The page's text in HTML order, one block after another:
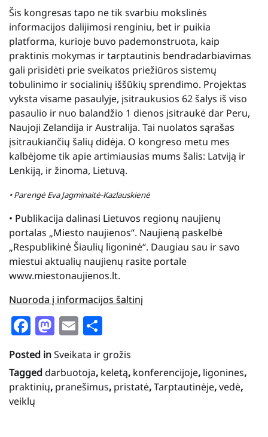
Šis kongresas tapo ne tik svarbiu mokslinės
informacijos dalijimosi renginiu, bet ir puikia
platforma, kurioje buvo pademonstruota, kaip
praktinis mokymas ir tarptautinis bendradarbiavimas
gali prisidėti prie sveikatos priežiūros sistemų
tobulinimo ir socialinių iššūkių sprendimo. Projektas
vyksta visame pasaulyje, įsitraukusios 62 šalys iš viso
pasaulio ir nuo balandžio 1 dienos įsitraukė dar Peru,
Naujoji Zelandija ir Australija. Tai nuolatos sąrašas
įsitraukiančių šalių didėja. O kongreso metu mes
kalbėjome tik apie artimiausias mums šalis: Latviją ir
Lenkiją, ir žinoma, Lietuvą.
• Parengė Eva Jagminaitė-Kazlauskienė
• Publikacija dalinasi Lietuvos regionų naujienų
portalas „Miesto naujienos“. Naujieną paskelbė
„Respublikinė Šiaulių ligoninė“. Daugiau sau ir savo
miestui aktualių naujienų rasite portale
www.miestonaujienos.lt.
Nuoroda į informacijos šaltinį
Facebook
Mastodon
Email
Posted inSveikata ir grožis
Taggeddarbuotoja, keletą, konferencijoje, ligonines,
praktinių, pranešimus, pristatė,Tarptautinėje,vedė,
veiklų